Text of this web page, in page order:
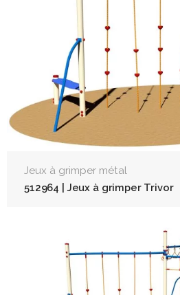
Jeux à grimper métal
512964 | Jeux à grimper Trivor